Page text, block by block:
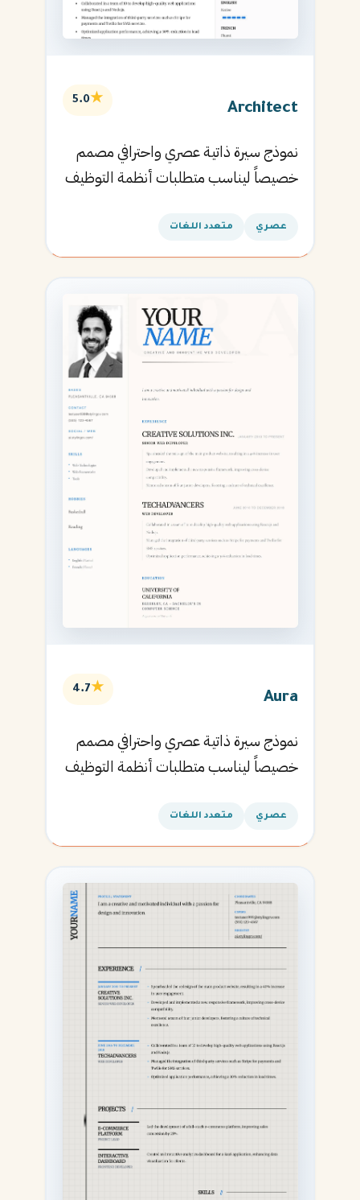
Architect
★
5.0
نموذج سيرة ذاتية عصري واحترافي مصمم
خصيصاً ليناسب متطلبات أنظمة التوظيف
القادمة.
عصري متعدد اللغات
Aura
★
4.7
نموذج سيرة ذاتية عصري واحترافي مصمم
خصيصاً ليناسب متطلبات أنظمة التوظيف
القادمة.
عصري متعدد اللغات